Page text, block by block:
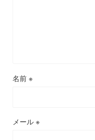
名前 ※
メール ※